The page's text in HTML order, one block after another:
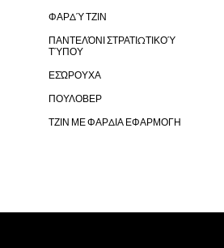
ΦΑΡΔΎ ΤΖΙΝ
ΠΑΝΤΕΛΌΝΙ ΣΤΡΑΤΙΩΤΙΚΟΎ
ΤΎΠΟΥ
ΕΣΏΡΟΥΧΑ
ΠΟΥΛΟΒΕΡ
ΤΖΙΝ ΜΕ ΦΑΡΔΙΑ ΕΦΑΡΜΟΓΗ